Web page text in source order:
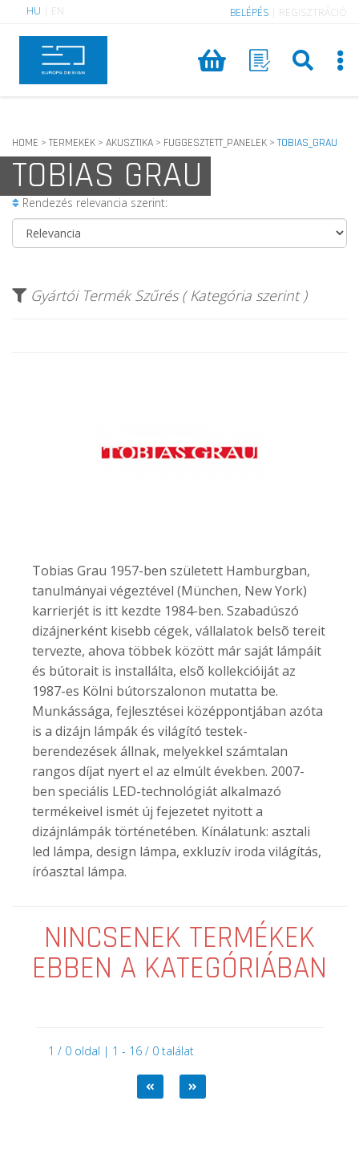
HU EN BELÉPÉS REGISZTRÁCIÓ
HOME > TERMEKEK > AKUSZTIKA > FUGGESZTETT_PANELEK >TOBIAS_GRAU
TOBIAS GRAU
Rendezés relevancia szerint:
Gyártói Termék Szűrés ( Kategória szerint )
Tobias Grau 1957-ben született Hamburgban,
tanulmányai végeztével (München, New York)
karrierjét is itt kezdte 1984-ben. Szabadúszó
dizájnerként kisebb cégek, vállalatok belsõ tereit
tervezte, ahova többek között már saját lámpáit
és bútorait is installálta, elsõ kollekcióiját az
1987-es Kölni bútorszalonon mutatta be.
Munkássága, fejlesztései középpontjában azóta
is a dizájn lámpák és világító testek-
berendezések állnak, melyekkel számtalan
rangos díjat nyert el az elmúlt években. 2007-
ben speciális LED-technológiát alkalmazó
termékeivel ismét új fejezetet nyitott a
dizájnlámpák történetében. Kínálatunk: asztali
led lámpa, design lámpa, exkluzív iroda világítás,
íróasztal lámpa.
NINCSENEK TERMÉKEK
EBBEN A KATEGÓRIÁBAN
1 / 0 oldal | 1 - 16 / 0 találat